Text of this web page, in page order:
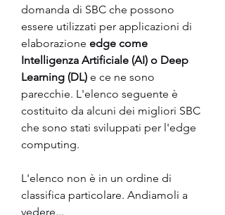
domanda di SBC che possono
essere utilizzati per applicazioni di
elaborazione edge come
Intelligenza Artificiale (AI) o Deep
Learning (DL) e ce ne sono
parecchie. L'elenco seguente è
costituito da alcuni dei migliori SBC
che sono stati sviluppati per l'edge
computing.
L'elenco non è in un ordine di
classifica particolare. Andiamoli a
vedere...